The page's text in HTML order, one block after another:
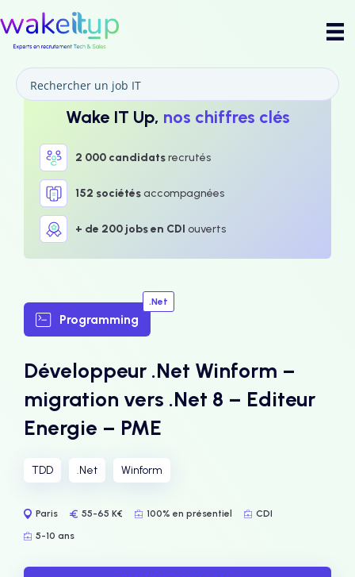
Wake IT Up, nos chiffres clés
2 000 candidatsrecrutés
152 sociétésaccompagnées
+ de 200 jobs en CDI ouverts
Programming
.Net
Développeur .Net Winform –
migration vers .Net 8 – Editeur
Energie – PME
TDD .Net Winform
Paris 55-65 K€ 100% en présentiel
CDI
5-10 ans